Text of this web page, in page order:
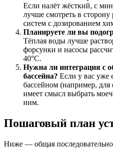
Если налёт жёсткий, с
лучше смотреть в
систем с дозированием
Планируете ли вы
Тёплая воды лучше
форсунки и насосы
40°C.
Нужна ли интеграция с
бассейна? Если у вас уже
бассейном (например,
имеет смысл выбрать
ним.
Пошаговый план
Ниже — общая